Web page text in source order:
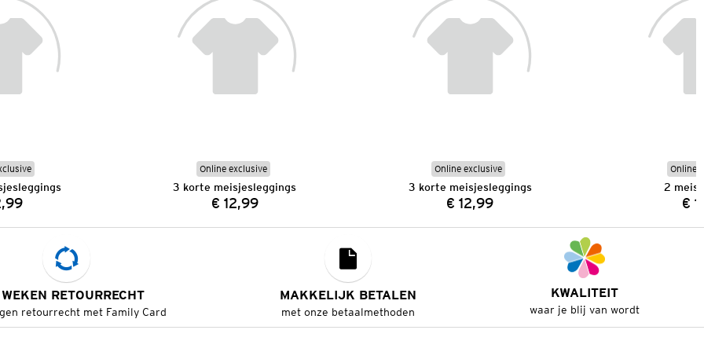
Online exclusive
3 korte meisjesleggings
Prijs:
€ 12,99
Online exclusive
3 korte meisjesleggings
Prijs:
€ 12,99
Online
2
€
RETOURRECHT
retourrecht met Family Card
MAKKELIJK BETALEN
met onze betaalmethoden
KWALITEIT
waar je blij van wordt